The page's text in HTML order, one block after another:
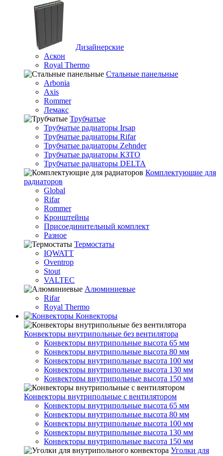
Дизайнерские
Аскон
Royal Thermo
Стальные панельные
Arbonia
Axis
Rommer
Лемакс
Трубчатые
Трубчатые радиаторы Irsap
Трубчатые радиаторы Rifar
Трубчатые радиаторы Zehnder
Трубчатые радиаторы КЗТО
Трубчатые радиаторы DELTA
Комплектующие для
радиаторов
Global
Rifar
Rommer
Кронштейны
Присоединительный комплект
Разное
Термостаты
IQWATT
Oventrop
Stout
VALTEC
Алюминиевые
Rifar
Royal Thermo
Конвекторы
Конвекторы внутрипольные без вентилятора
Конвекторы внутрипольные высота 65 мм
Конвекторы внутрипольные высота 80 мм
Конвекторы внутрипольные высота 100 мм
Конвекторы внутрипольные высота 130 мм
Конвекторы внутрипольные высота 150 мм
Конвекторы внутрипольные с вентилятором
Конвекторы внутрипольные высота 65 мм
Конвекторы внутрипольные высота 80 мм
Конвекторы внутрипольные высота 100 мм
Конвекторы внутрипольные высота 130 мм
Конвекторы внутрипольные высота 150 мм
Уголки для